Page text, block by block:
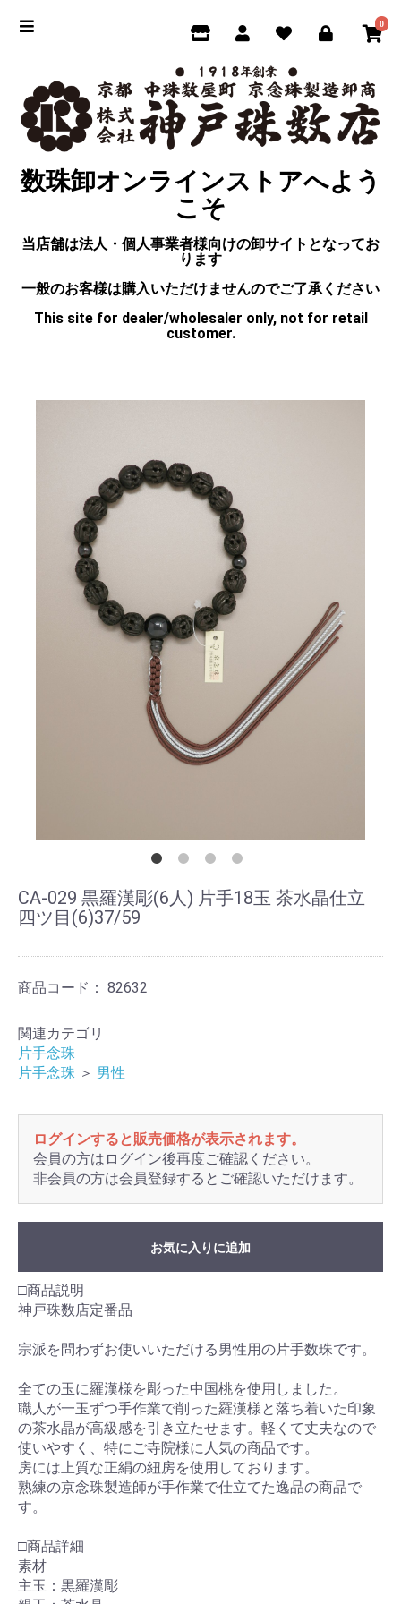
0
数珠卸オンラインストアへよう
こそ
当店舗は法人・個人事業者様向けの卸サイトとなってお
ります
一般のお客様は購入いただけませんのでご了承ください
This site for dealer/wholesaler only, not for retail
customer.
CA-029 黒羅漢彫(6人) 片手18玉 茶水晶仕立
四ツ目(6)37/59
商品コード： 82632
関連カテゴリ
片手念珠
片手念珠 ＞ 男性
ログインすると販売価格が表示されます。
会員の方はログイン後再度ご確認ください。
非会員の方は会員登録するとご確認いただけます。
お気に入りに追加
□商品説明
神戸珠数店定番品
宗派を問わずお使いいただける男性用の片手数珠です。
全ての玉に羅漢様を彫った中国桃を使用しました。
職人が一玉ずつ手作業で削った羅漢様と落ち着いた印象
の茶水晶が高級感を引き立たせます。軽くて丈夫なので
使いやすく、特にご寺院様に人気の商品です。
房には上質な正絹の紐房を使用しております。
熟練の京念珠製造師が手作業で仕立てた逸品の商品で
す。
□商品詳細
素材
主玉：黒羅漢彫